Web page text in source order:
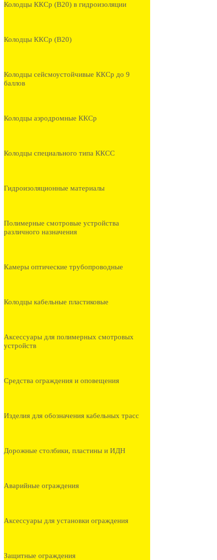
Колодцы ККСр (В20) в гидроизоляции
Колодцы ККСр (В20)
Колодцы сейсмоустойчивые ККСр до 9
баллов
Колодцы аэродромные ККСр
Колодцы специального типа ККСС
Гидроизоляционные материалы
Полимерные смотровые устройства
различного назначения
Камеры оптические трубопроводные
Колодцы кабельные пластиковые
Аксессуары для полимерных смотровых
устройств
Средства ограждения и оповещения
Изделия для обозначения кабельных трасс
Дорожные столбики, пластины и ИДН
Аварийные ограждения
Аксессуары для установки ограждения
Защитные ограждения